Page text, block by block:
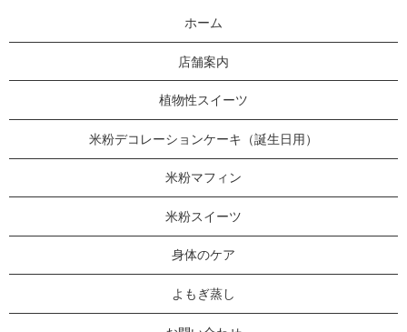
ホーム
店舗案内
植物性スイーツ
米粉デコレーションケーキ（誕生日用）
米粉マフィン
米粉スイーツ
身体のケア
よもぎ蒸し